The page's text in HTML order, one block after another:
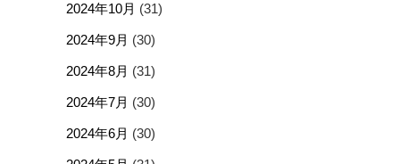
2024年10月 (31)
2024年9月 (30)
2024年8月 (31)
2024年7月 (30)
2024年6月 (30)